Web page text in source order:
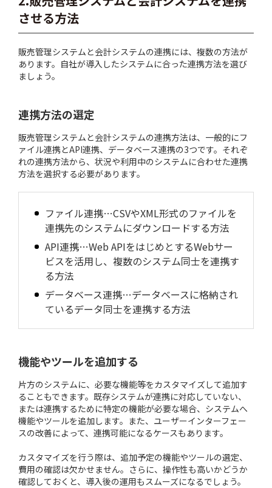
させる方法
販売管理システムと会計システムの連携には、複数の方法が
あります。自社が導入したシステムに合った連携方法を選び
ましょう。
連携方法の選定
販売管理システムと会計システムの連携方法は、一般的にフ
ァイル連携とAPI連携、データベース連携の3つです。それぞ
れの連携方法から、状況や利用中のシステムに合わせた連携
方法を選択する必要があります。
ファイル連携…CSVやXML形式のファイルを
連携先のシステムにダウンロードする方法
API連携…Web APIをはじめとするWebサー
ビスを活用し、複数のシステム同士を連携す
る方法
データベース連携…データベースに格納され
ているデータ同士を連携する方法
機能やツールを追加する
片方のシステムに、必要な機能等をカスタマイズして追加す
ることもできます。既存システムが連携に対応していない、
または連携するために特定の機能が必要な場合、システムへ
機能やツールを追加します。また、ユーザーインターフェー
スの改善によって、連携可能になるケースもあります。
カスタマイズを行う際は、追加予定の機能やツールの選定、
費用の確認は欠かせません。さらに、操作性も高いかどうか
確認しておくと、導入後の運用もスムーズになるでしょう。